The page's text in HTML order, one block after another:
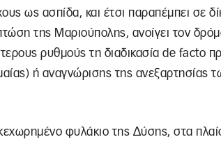
ως ασπίδα, και έτσι παραπέμπει σε
της Μαριούπολης, ανοίγει τον
ρυθμούς τη διαδικασία de facto
ή αναγνώρισης της ανεξαρτησίας
φυλάκιο της Δύσης, στα